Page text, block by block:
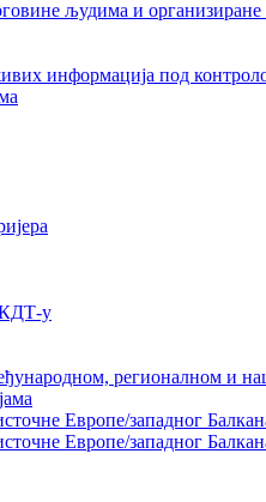
људима и
информација под
у
регионалном и
Европе/западног
Европе/западног